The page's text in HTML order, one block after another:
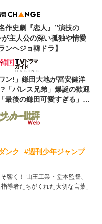
作史劇『恋人』”演技の
主人公の深い孤独や情愛
ンヘジョ韓ドラ】
ン!」鎌田大地が冨安健洋
「パレス兄弟」爆誕の歓迎
最後の鎌田可愛すぎる」
ンク #週刊少年ジャンプ
響く！ 山王工業・堂本監督、
導者たちがくれた大切な言葉」